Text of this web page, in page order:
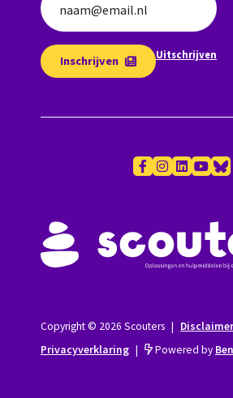
naam@email.nl
Inschrijven Uitschrijven
Copyright © 2026 Scouters | Disclaimer
Privacyverklaring | Powered by